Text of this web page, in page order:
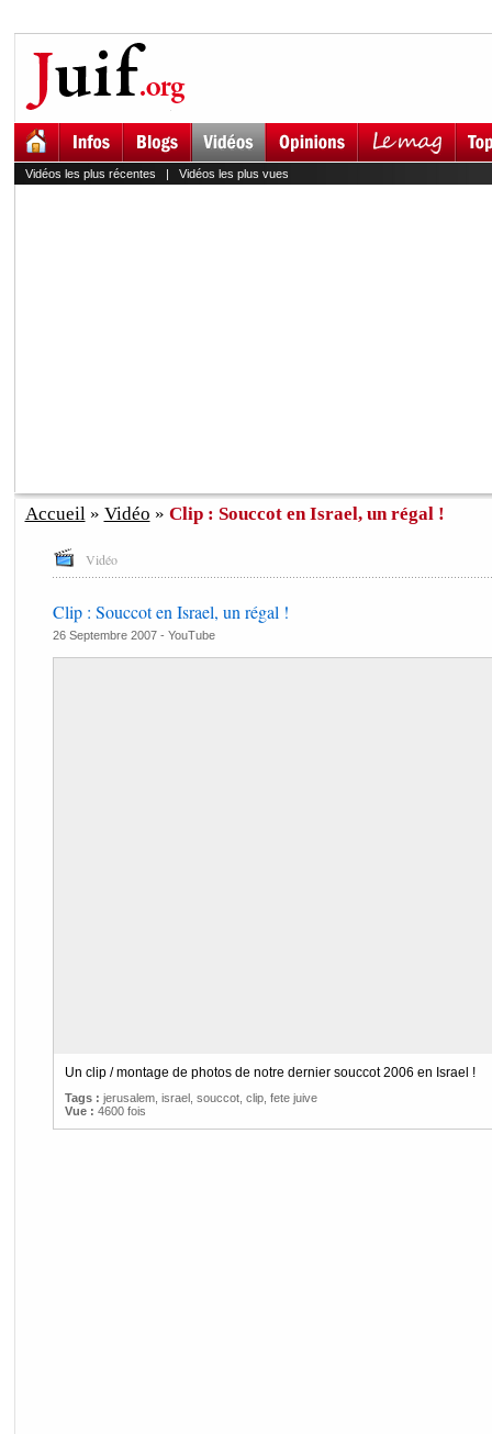
Vidéos les plus récentes | Vidéos les plus vues
Accueil» Vidéo » Clip : Souccot en Israel, un régal !
Vidéo
Clip : Souccot en Israel, un régal !
26 Septembre 2007 - YouTube
Un clip / montage de photos de notre dernier souccot 2006 en Israel !
Tags : jerusalem, israel, souccot, clip, fete juive
Vue : 4600 fois